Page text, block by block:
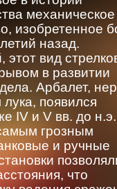
механическое
изобретенное
назад.
вид
в развитии
Арбалет,
появился
IV и V вв. до
грозным
и ручные
что